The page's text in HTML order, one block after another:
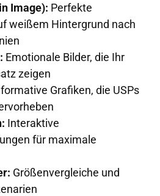
Image): Perfekte
weißem Hintergrund nach
Emotionale Bilder, die Ihr
zeigen
Grafiken, die USPs
Interaktive
für maximale
Größenvergleiche und